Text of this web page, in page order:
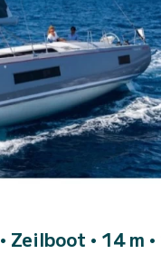
• Zeilboot • 14 m